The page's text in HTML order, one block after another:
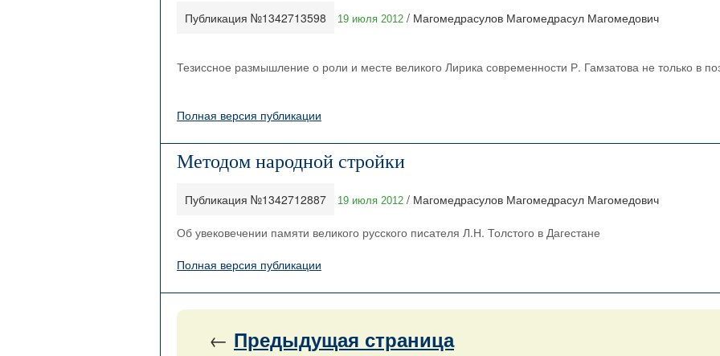
Публикация №1342713598 19 июля 2012 / Магомедрасулов Магомедрасул Магомедович
Тезиссное размышление о роли и месте великого Лирика современности Р. Гамзатова не только в
Полная версия публикации
Методом народной стройки
Публикация №1342712887 19 июля 2012 / Магомедрасулов Магомедрасул Магомедович
Об увековечении памяти великого русского писателя Л.Н. Толстого в Дагестане
Полная версия публикации
← Предыдущая страница